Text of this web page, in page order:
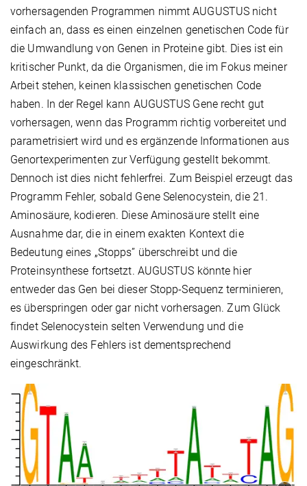
vorhersagenden Programmen nimmt AUGUSTUS nicht
einfach an, dass es einen einzelnen genetischen Code für
die Umwandlung von Genen in Proteine gibt. Dies ist ein
kritischer Punkt, da die Organismen, die im Fokus meiner
Arbeit stehen, keinen klassischen genetischen Code
haben. In der Regel kann AUGUSTUS Gene recht gut
vorhersagen, wenn das Programm richtig vorbereitet und
parametrisiert wird und es ergänzende Informationen aus
Genortexperimenten zur Verfügung gestellt bekommt.
Dennoch ist dies nicht fehlerfrei. Zum Beispiel erzeugt das
Programm Fehler, sobald Gene Selenocystein, die 21.
Aminosäure, kodieren. Diese Aminosäure stellt eine
Ausnahme dar, die in einem exakten Kontext die
Bedeutung eines „Stopps” überschreibt und die
Proteinsynthese fortsetzt. AUGUSTUS könnte hier
entweder das Gen bei dieser Stopp-Sequenz terminieren,
es überspringen oder gar nicht vorhersagen. Zum Glück
findet Selenocystein selten Verwendung und die
Auswirkung des Fehlers ist dementsprechend
eingeschränkt.